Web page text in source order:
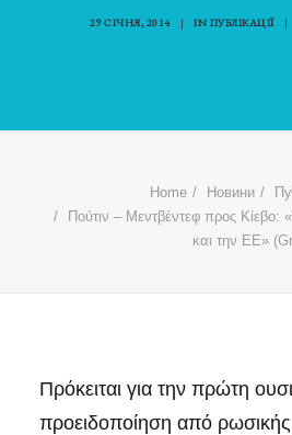
29 СІЧНЯ, 2014 | IN ПУБЛІКАЦІЇ |
Home Новини
Πούτιν – Μεντβέντεφ προς
και την ΕΕ»
Πρόκειται για την πρώτη
προειδοποίηση από